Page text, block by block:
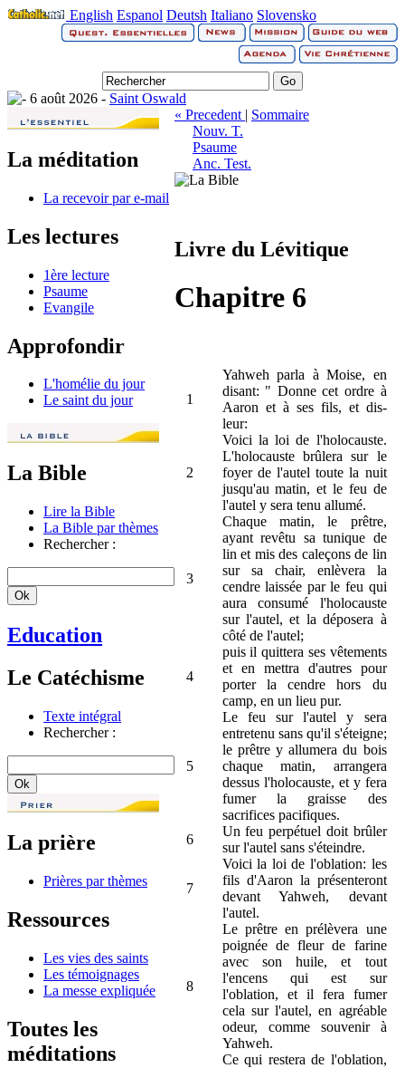
English Espanol Deutsh Italiano Slovensko
6 août 2026 - Saint Oswald
La méditation
La recevoir par e-mail
Les lectures
1ère lecture
Psaume
Evangile
Approfondir
L'homélie du jour
Le saint du jour
La Bible
Lire la Bible
La Bible par thèmes
Rechercher :
Education
Le Catéchisme
Texte intégral
Rechercher :
La prière
Prières par thèmes
Ressources
Les vies des saints
Les témoignages
La messe expliquée
Toutes les
méditations
« Precedent | Sommaire
Nouv. T.
Psaume
Anc. Test.
Livre du Lévitique
Chapitre 6
1
Yahweh parla à Moise, en
disant: " Donne cet ordre à
Aaron et à ses fils, et dis-
leur:
2
Voici la loi de l'holocauste.
L'holocauste brûlera sur le
foyer de l'autel toute la nuit
jusqu'au matin, et le feu de
l'autel y sera tenu allumé.
3
Chaque matin, le prêtre,
ayant revêtu sa tunique de
lin et mis des caleçons de lin
sur sa chair, enlèvera la
cendre laissée par le feu qui
aura consumé l'holocauste
sur l'autel, et la déposera à
côté de l'autel;
4
puis il quittera ses vêtements
et en mettra d'autres pour
porter la cendre hors du
camp, en un lieu pur.
5
Le feu sur l'autel y sera
entretenu sans qu'il s'éteigne;
le prêtre y allumera du bois
chaque matin, arrangera
dessus l'holocauste, et y fera
fumer la graisse des
sacrifices pacifiques.
6
Un feu perpétuel doit brûler
sur l'autel sans s'éteindre.
7
Voici la loi de l'oblation: les
fils d'Aaron la présenteront
devant Yahweh, devant
l'autel.
8
Le prêtre en prélèvera une
poignée de fleur de farine
avec son huile, et tout
l'encens qui est sur
l'oblation, et il fera fumer
cela sur l'autel, en agréable
odeur, comme souvenir à
Yahweh.
Ce qui restera de l'oblation,